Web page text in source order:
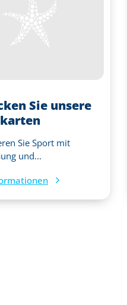
Sie unsere
Sie Sport mit
und...